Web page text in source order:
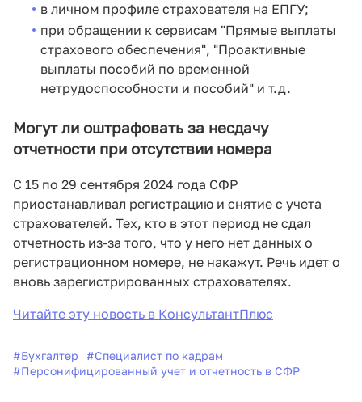
в личном профиле страхователя на ЕПГУ;
при обращении к сервисам "Прямые выплаты
страхового обеспечения", "Проактивные
выплаты пособий по временной
нетрудоспособности и пособий" и т.д.
Могут ли оштрафовать за несдачу
отчетности при отсутствии номера
С 15 по 29 сентября 2024 года СФР
приостанавливал регистрацию и снятие с учета
страхователей. Тех, кто в этот период не сдал
отчетность из-за того, что у него нет данных о
регистрационном номере, не накажут. Речь идет о
вновь зарегистрированных страхователях.
Читайте эту новость в КонсультантПлюс
#Бухгалтер #Специалист по кадрам
#Персонифицированный учет и отчетность в СФР